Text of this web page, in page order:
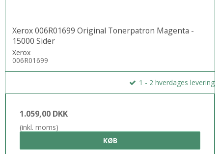
Xerox 006R01699 Original Tonerpatron Magenta -
15000 Sider
Xerox
006R01699
1 - 2 hverdages levering
1.059,00 DKK
(inkl. moms)
KØB